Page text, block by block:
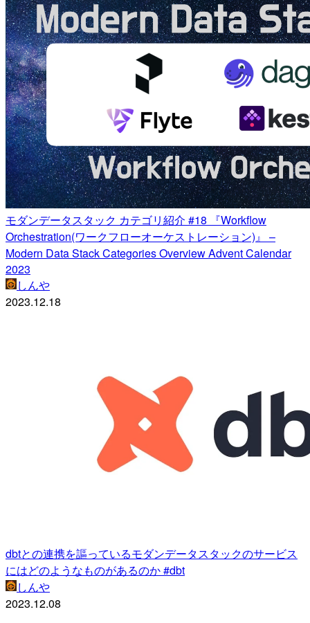
モダンデータスタック カテゴリ紹介 #18 『Workflow
Orchestration(ワークフローオーケストレーション)』 –
Modern Data Stack Categories Overview Advent Calendar
2023
しんや
2023.12.18
dbtとの連携を謳っているモダンデータスタックのサービス
にはどのようなものがあるのか #dbt
しんや
2023.12.08